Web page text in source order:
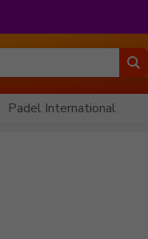
Padel International